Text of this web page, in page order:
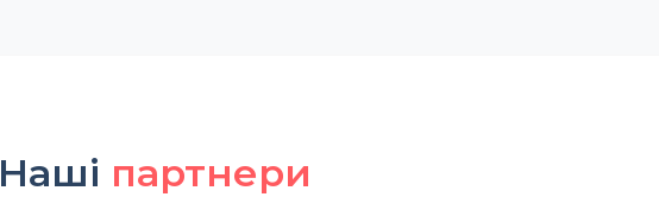
Наші партнери